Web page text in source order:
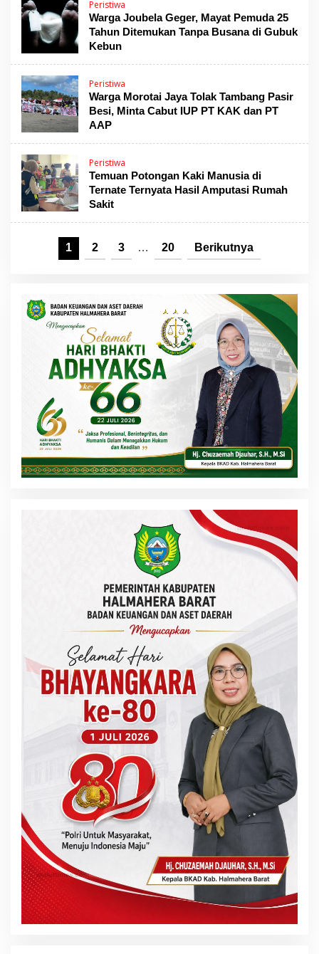
Peristiwa
Warga Joubela Geger, Mayat Pemuda 25
Tahun Ditemukan Tanpa Busana di Gubuk
Kebun
Peristiwa
Warga Morotai Jaya Tolak Tambang Pasir
Besi, Minta Cabut IUP PT KAK dan PT
AAP
Peristiwa
Temuan Potongan Kaki Manusia di
Ternate Ternyata Hasil Amputasi Rumah
Sakit
1 2 3 … 20 Berikutnya